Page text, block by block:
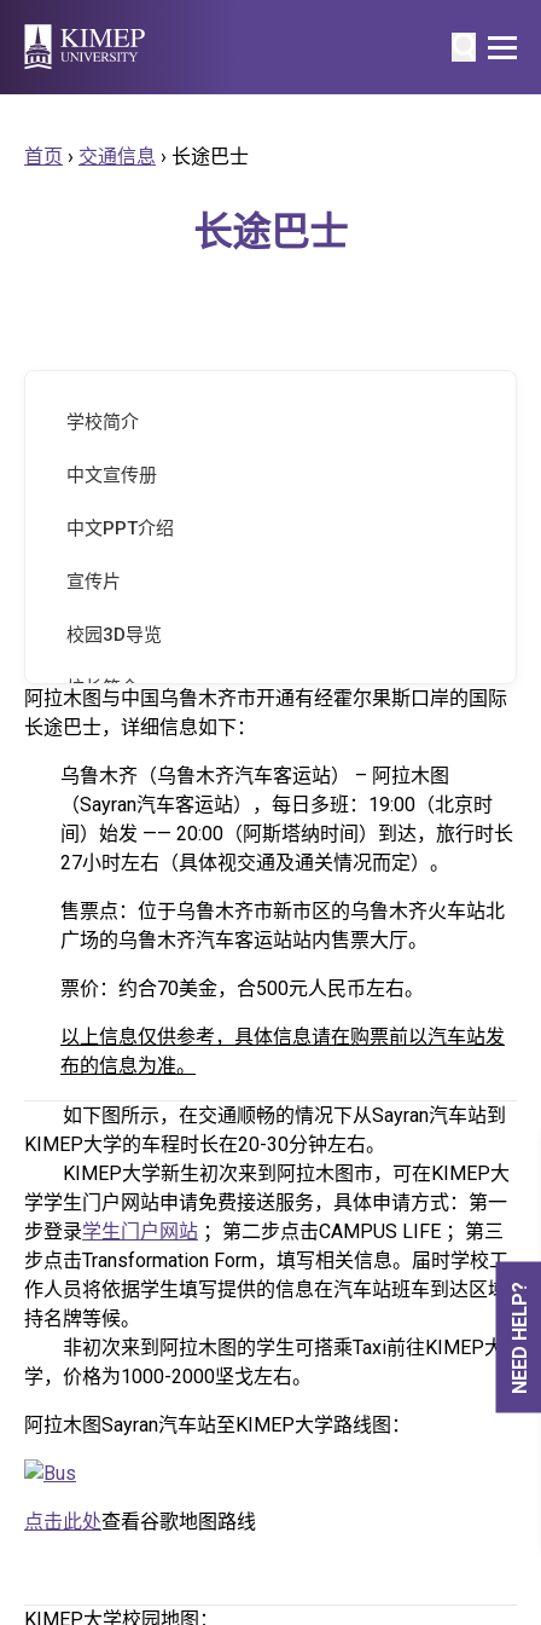
NEED HELP?
首页 › 交通信息 › 长途巴士
长途巴士
阿拉木图与中国乌鲁木齐市开通有经霍尔果斯口岸的国际
长途巴士，详细信息如下：
乌鲁木齐（乌鲁木齐汽车客运站） – 阿拉木图
（Sayran汽车客运站），每日多班：19:00（北京时
间）始发 —— 20:00（阿斯塔纳时间）到达，旅行时长
27小时左右（具体视交通及通关情况而定）。
售票点：位于乌鲁木齐市新市区的乌鲁木齐火车站北
广场的乌鲁木齐汽车客运站站内售票大厅。
票价：约合70美金，合500元人民币左右。
以上信息仅供参考，具体信息请在购票前以汽车站发
布的信息为准。
如下图所示，在交通顺畅的情况下从Sayran汽车站到
KIMEP大学的车程时长在20-30分钟左右。
KIMEP大学新生初次来到阿拉木图市，可在KIMEP大
学学生门户网站申请免费接送服务，具体申请方式：第一
步登录学生门户网站 ；第二步点击CAMPUS LIFE ；第三
步点击Transformation Form，填写相关信息。届时学校工
作人员将依据学生填写提供的信息在汽车站班车到达区域
持名牌等候。
非初次来到阿拉木图的学生可搭乘Taxi前往KIMEP大
学，价格为1000-2000坚戈左右。
阿拉木图Sayran汽车站至KIMEP大学路线图：
点击此处查看谷歌地图路线
KIMEP大学校园地图：
学校简介
中文宣传册
中文PPT介绍
宣传片
校园3D导览
校长简介
执照与认证
排名信息
全球合作院校